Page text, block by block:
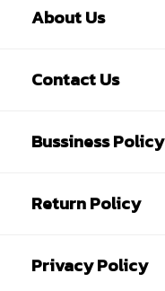
About Us
Contact Us
Bussiness Policy
Return Policy
Privacy Policy